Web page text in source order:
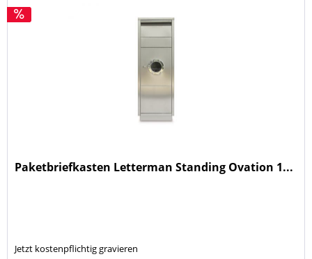
Paketbriefkasten Letterman Standing Ovation 1...
Jetzt kostenpflichtig gravieren